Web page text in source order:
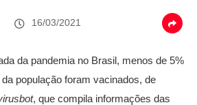
16/03/2021
da pandemia no Brasil, menos de 5%
população foram vacinados, de
, que compila informações das